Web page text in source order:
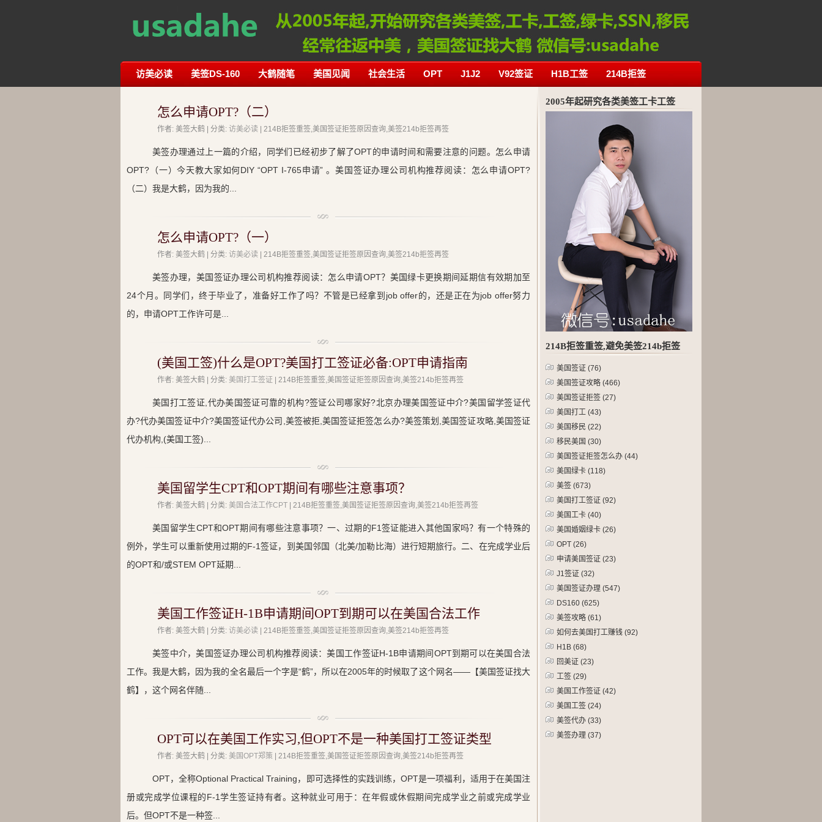
访美必读 美签DS-160 大鹤随笔 美国见闻 社会生活 OPT J1J2 V92签证 H1B工签 214B拒签
怎么申请OPT?（二）
作者: 美签大鹤 | 分类: 访美必读 | 214B拒签重签,美国签证拒签原因查询,美签214b拒签再签
美签办理通过上一篇的介绍，同学们已经初步了解了OPT的申请时间和需要注意的问题。怎么申请
OPT?（一）今天教大家如何DIY “OPT I-765申请” 。美国签证办理公司机构推荐阅读：怎么申请OPT?
（二）我是大鹤，因为我的...
怎么申请OPT?（一）
作者: 美签大鹤 | 分类: 访美必读 | 214B拒签重签,美国签证拒签原因查询,美签214b拒签再签
美签办理，美国签证办理公司机构推荐阅读：怎么申请OPT？美国绿卡更换期间延期信有效期加至
24个月。同学们，终于毕业了，准备好工作了吗？不管是已经拿到job offer的，还是正在为job offer努力
的，申请OPT工作许可是...
(美国工签)什么是OPT?美国打工签证必备:OPT申请指南
作者: 美签大鹤 | 分类: 美国打工签证 | 214B拒签重签,美国签证拒签原因查询,美签214b拒签再签
美国打工签证,代办美国签证可靠的机构?签证公司哪家好?北京办理美国签证中介?美国留学签证代
办?代办美国签证中介?美国签证代办公司,美签被拒,美国签证拒签怎么办?美签策划,美国签证攻略,美国签证
代办机构,(美国工签)...
美国留学生CPT和OPT期间有哪些注意事项？
作者: 美签大鹤 | 分类: 美国合法工作CPT | 214B拒签重签,美国签证拒签原因查询,美签214b拒签再签
美国留学生CPT和OPT期间有哪些注意事项？一、过期的F1签证能进入其他国家吗？有一个特殊的
例外，学生可以重新使用过期的F-1签证，到美国邻国（北美/加勒比海）进行短期旅行。二、在完成学业后
的OPT和/或STEM OPT延期...
美国工作签证H-1B申请期间OPT到期可以在美国合法工作
作者: 美签大鹤 | 分类: 访美必读 | 214B拒签重签,美国签证拒签原因查询,美签214b拒签再签
美签中介，美国签证办理公司机构推荐阅读：美国工作签证H-1B申请期间OPT到期可以在美国合法
工作。我是大鹤，因为我的全名最后一个字是“鹤”，所以在2005年的时候取了这个网名——【美国签证找大
鹤】，这个网名伴随...
OPT可以在美国工作实习,但OPT不是一种美国打工签证类型
作者: 美签大鹤 | 分类: 美国OPT郑策 | 214B拒签重签,美国签证拒签原因查询,美签214b拒签再签
OPT，全称Optional Practical Training，即可选择性的实践训练，OPT是一项福利，适用于在美国注
册或完成学位课程的F-1学生签证持有者。这种就业可用于：在年假或休假期间完成学业之前或完成学业
后。但OPT不是一种签...
2005年起研究各类美签工卡工签
214B拒签重签,避免美签214b拒签
美国签证 (76)
美国签证攻略 (466)
美国签证拒签 (27)
美国打工 (43)
美国移民 (22)
移民美国 (30)
美国签证拒签怎么办 (44)
美国绿卡 (118)
美签 (673)
美国打工签证 (92)
美国工卡 (40)
美国婚姻绿卡 (26)
OPT (26)
申请美国签证 (23)
J1签证 (32)
美国签证办理 (547)
DS160 (625)
美签攻略 (61)
如何去美国打工赚钱 (92)
H1B (68)
回美证 (23)
工签 (29)
美国工作签证 (42)
美国工签 (24)
美签代办 (33)
美签办理 (37)